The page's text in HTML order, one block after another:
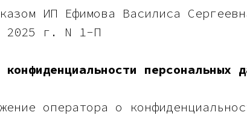
ИП Ефимова Василиса
2025 г. N 1-П
персональных
оператора о